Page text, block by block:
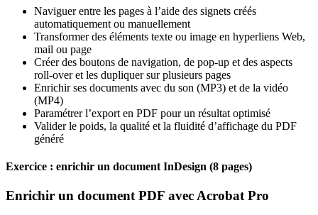
Naviguer entre les pages à l’aide des signets créés
automatiquement ou manuellement
Transformer des éléments texte ou image en hyperliens Web,
mail ou page
Créer des boutons de navigation, de pop-up et des aspects
roll-over et les dupliquer sur plusieurs pages
Enrichir ses documents avec du son (MP3) et de la vidéo
(MP4)
Paramétrer l’export en PDF pour un résultat optimisé
Valider le poids, la qualité et la fluidité d’affichage du PDF
généré
Exercice : enrichir un document InDesign (8 pages)
Enrichir un document PDF avec Acrobat Pro